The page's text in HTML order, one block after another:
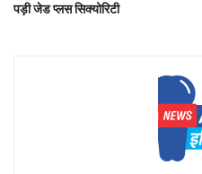
पड़ी जेड प्लस सिक्योरिटी